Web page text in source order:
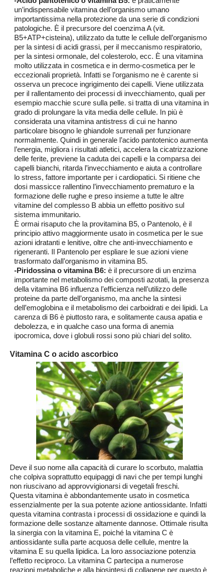
un’indispensabile vitamina dell’organismo umano
importantissima nella protezione da una serie di condizioni
patologiche. È il precursore del coenzima A (vit.
B5+ATP+cisteina), utilizzato da tutte le cellule dell’organismo
per la sintesi di acidi grassi, per il meccanismo respiratorio,
per la sintesi ormonale, del colesterolo, ecc. È una vitamina
molto utilizzata in cosmetica e in dermo-cosmetica per le
eccezionali proprietà. Infatti se l’organismo ne è carente si
osserva un precoce ingrigimento dei capelli. Viene utilizzata
per il rallentamento dei processi di invecchiamento, quali per
esempio macchie scure sulla pelle. si tratta di una vitamina in
grado di prolungare la vita media delle cellule. In più è
considerata una vitamina antistress di cui ne hanno
particolare bisogno le ghiandole surrenali per funzionare
normalmente. Quindi in generale l’acido pantotenico aumenta
l’energia, migliora i risultati atletici, accelera la cicatrizzazione
delle ferite, previene la caduta dei capelli e la comparsa dei
capelli bianchi, ritarda l’invecchiamento e aiuta a controllare
lo stress, fattore importante per i cardiopatici. Si ritiene che
dosi massicce rallentino l’invecchiamento prematuro e la
formazione delle rughe e preso insieme a tutte le altre
vitamine del complesso B abbia un effetto positivo sul
sistema immunitario.
È ormai risaputo che la provitamina B5, o Pantenolo, è il
principio attivo maggiormente usato in cosmetica per le sue
azioni idratanti e lenitive, oltre che anti-invecchiamento e
rigeneranti. Il Pantenolo per espliare le sue azioni viene
trasformato dall’organismo in vitamina B5.
-Piridossina o vitamina B6: è il precursore di un enzima
importante nel metabolismo dei composti azotati, la presenza
della vitamina B6 influenza l’efficienza nell’utilizzo delle
proteine da parte dell’organismo, ma anche la sintesi
dell’emoglobina e il metabolismo dei carboidrati e dei lipidi. La
carenza di B6 è piuttosto rara, e solitamente causa apatia e
debolezza, e in qualche caso una forma di anemia
ipocromica, dove i globuli rossi sono più chiari del solito.
Vitamina C o acido ascorbico
Deve il suo nome alla capacità di curare lo scorbuto, malattia
che colpiva soprattutto equipaggi di navi che per tempi lunghi
non riuscivano ad approvvigionarsi di vegetali freschi.
Questa vitamina è abbondantemente usato in cosmetica
essenzialmente per la sua potente azione antiossidante. Infatti
questa vitamina contrasta i processi di ossidazione e quindi la
formazione delle sostanze altamente dannose. Ottimale risulta
la sinergia con la vitamina E, poiché la vitamina C è
antiossidante sulla parte acquosa delle cellule, mentre la
vitamina E su quella lipidica. La loro associazione potenzia
l’effetto reciproco. La vitamina C partecipa a numerose
reazioni metaboliche e alla biosintesi di collagene per questo è